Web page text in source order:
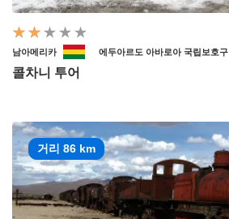
남아메리카 에두아르도 아바로아 국립보호구
콜차니 투어
거리 86 km